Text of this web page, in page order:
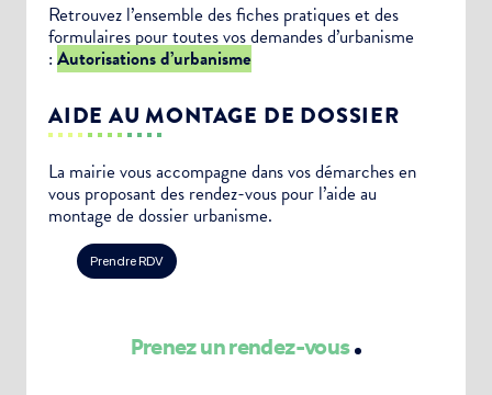
Retrouvez l’ensemble des fiches pratiques et des
formulaires pour toutes vos demandes d’urbanisme
: Autorisations d’urbanisme
AIDE AU MONTAGE DE DOSSIER
La mairie vous accompagne dans vos démarches en
vous proposant des rendez-vous pour l’aide au
montage de dossier urbanisme.